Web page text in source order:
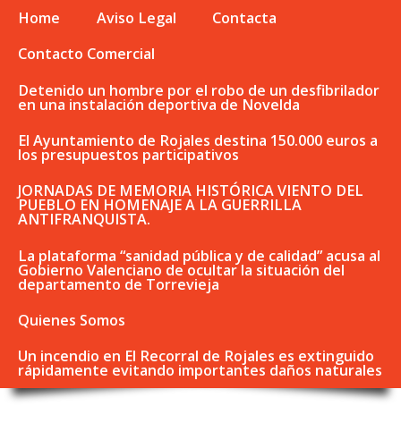
Home Aviso Legal
Contacta
Contacto Comercial
Detenido un hombre por el robo de un desfibrilador
en una instalación deportiva de Novelda
El Ayuntamiento de Rojales destina 150.000 euros a
los presupuestos participativos
JORNADAS DE MEMORIA HISTÓRICA VIENTO DEL
PUEBLO EN HOMENAJE A LA GUERRILLA
ANTIFRANQUISTA.
La plataforma “sanidad pública y de calidad” acusa al
Gobierno Valenciano de ocultar la situación del
departamento de Torrevieja
Quienes Somos
Un incendio en El Recorral de Rojales es extinguido
rápidamente evitando importantes daños naturales